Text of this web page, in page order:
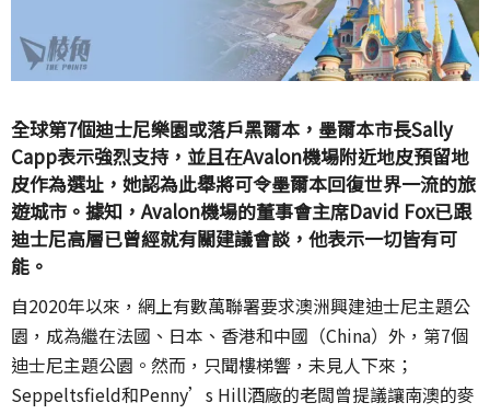
全球第7個迪士尼樂園或落戶黑爾本，墨爾本市長Sally
Capp表示強烈支持，並且在Avalon機場附近地皮預留地
皮作為選址，她認為此舉將可令墨爾本回復世界一流的旅
遊城市。據知，Avalon機場的董事會主席David Fox已跟
迪士尼高層已曾經就有關建議會談，他表示一切皆有可
能。
自2020年以來，網上有數萬聯署要求澳洲興建迪士尼主題公
園，成為繼在法國、日本、香港和中國（China）外，第7個
迪士尼主題公園。然而，只聞樓梯響，未見人下來；
Seppeltsfield和Penny’s Hill酒廠的老闆曾提議讓南澳的麥